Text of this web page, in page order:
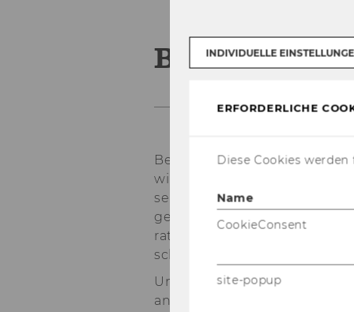
Business
Bei der Um­set­zung und
wir auf eine enge
sen. Das In­sti­tut für
ge Er­fah­rung bei der
ra­tungs­pro­jek­te mit
schungs­me­tho­den und
Un­se­ren
an, sie bei der Ge­stal­tung
INDIVIDUELLE
ERFORDERLICHE
Diese Cookies
Name
CookieConsent
site-popup